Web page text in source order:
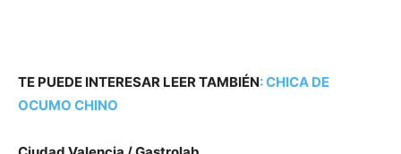
TE PUEDE INTERESAR LEER TAMBIÉN:CHICA DE
OCUMO CHINO